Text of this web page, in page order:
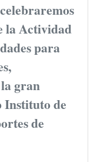
la Actividad
para
gran
Instituto de
de